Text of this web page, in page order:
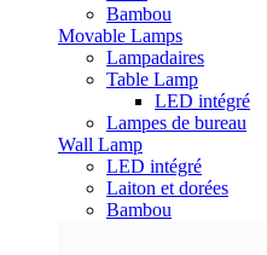
Bambou
Movable Lamps
Lampadaires
Table Lamp
LED intégré
Lampes de bureau
Wall Lamp
LED intégré
Laiton et dorées
Bambou